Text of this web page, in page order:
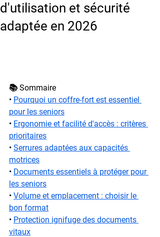
d'utilisation et sécurité
adaptée en 2026
📚 Sommaire
• Pourquoi un coffre-fort est essentiel
pour les seniors
• Ergonomie et facilité d'accès : critères
prioritaires
• Serrures adaptées aux capacités
motrices
• Documents essentiels à protéger pour
les seniors
• Volume et emplacement : choisir le
bon format
• Protection ignifuge des documents
vitaux